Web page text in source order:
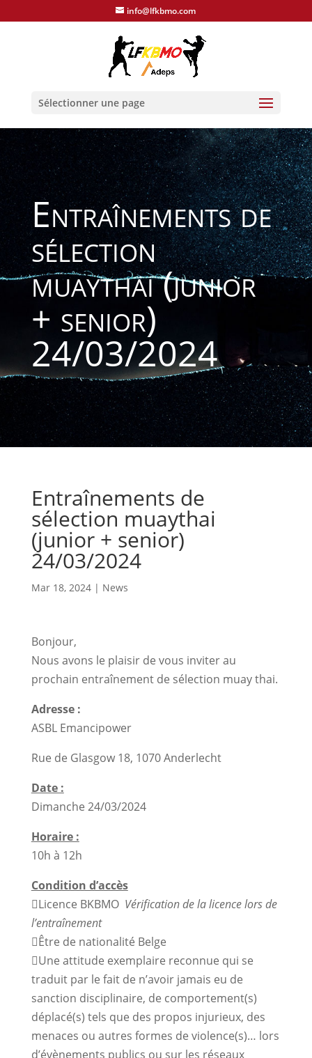
info@lfkbmo.com
Sélectionner une page
Entraînements de
sélection
muaythai (junior
+ senior)
24/03/2024
Entraînements de
sélection muaythai
(junior + senior)
24/03/2024
Mar 18, 2024| News
Bonjour,
Nous avons le plaisir de vous inviter au
prochain entraînement de sélection muay thai.
Adresse :
ASBL Emancipower
Rue de Glasgow 18, 1070 Anderlecht
Date :
Dimanche 24/03/2024
Horaire :
10h à 12h
Condition d’accès
Licence BKBMO Vérification de la licence lors de
l’entraînement
Être de nationalité Belge
Une attitude exemplaire reconnue qui se
traduit par le fait de n’avoir jamais eu de
sanction disciplinaire, de comportement(s)
déplacé(s) tels que des propos injurieux, des
menaces ou autres formes de violence(s)… lors
d’évènements publics ou sur les réseaux